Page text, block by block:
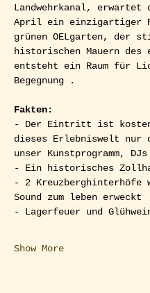
Landwehrkanal, erwartet
April ein einzigartiger
grünen OELgarten, der
historischen Mauern des
entsteht ein Raum für
Begegnung .
Fakten:
- Der Eintritt ist
dieses Erlebniswelt nur
unser Kunstprogramm,
- Ein historisches
- 2
Sound zum leben erweckt
- Lagerfeuer und
Show More